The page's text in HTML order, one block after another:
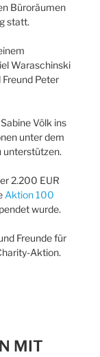
Büroräumen
statt.
Waraschinski
Peter
Völk ins
unter dem
unterstützen.
2.200 EUR
Aktion 100
wurde.
Freunde für
Aktion.
MIT